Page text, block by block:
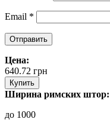
Email *
Цена:
640.72 грн
Купить
Ширина римских штор:
до 1000